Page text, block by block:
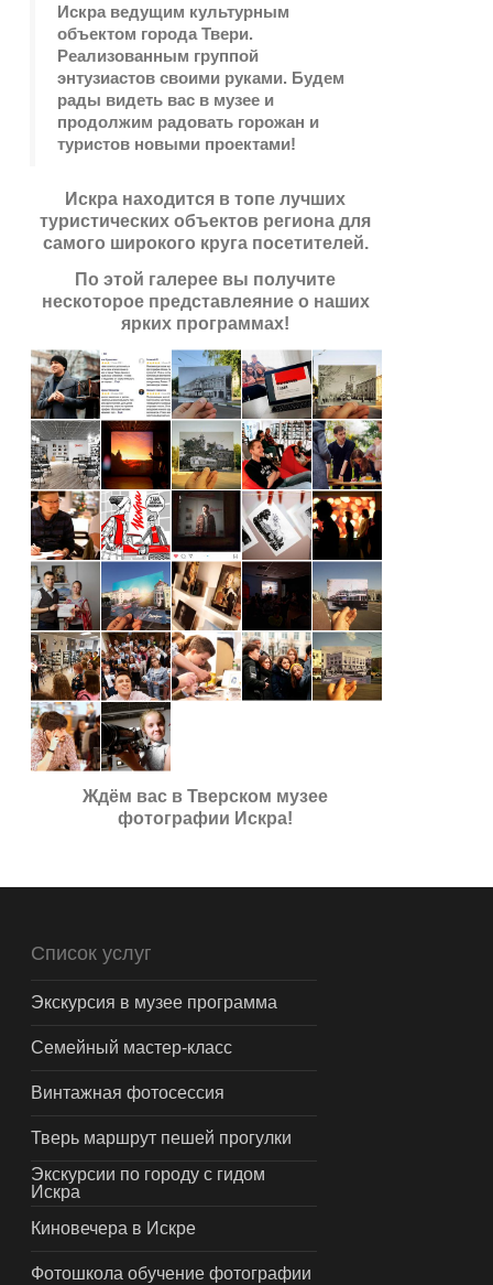
Искра ведущим культурным
объектом города Твери.
Реализованным группой
энтузиастов своими руками. Будем
рады видеть вас в музее и
продолжим радовать горожан и
туристов новыми проектами!
Искра находится в топе лучших
туристических объектов региона для
самого широкого круга посетителей.
По этой галерее вы получите
нескоторое представлеяние о наших
ярких программах!
Ждём вас в Тверском музее
фотографии Искра!
Список услуг
Экскурсия в музее программа
Семейный мастер-класс
Винтажная фотосессия
Тверь маршрут пешей прогулки
Экскурсии по городу с гидом
Искра
Киновечера в Искре
Фотошкола обучение фотографии